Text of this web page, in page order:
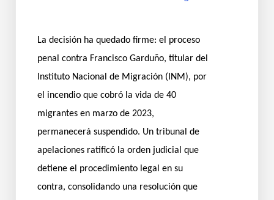
La decisión ha quedado firme: el proceso
penal contra Francisco Garduño, titular del
Instituto Nacional de Migración (INM), por
el incendio que cobró la vida de 40
migrantes en marzo de 2023,
permanecerá suspendido. Un tribunal de
apelaciones ratificó la orden judicial que
detiene el procedimiento legal en su
contra, consolidando una resolución que